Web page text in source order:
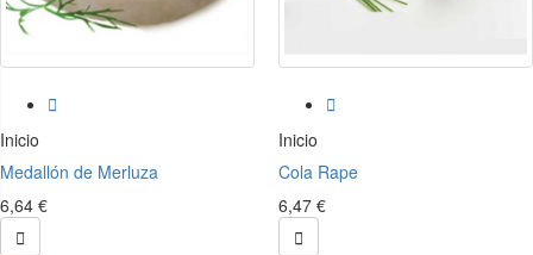

Inicio
Medallón de Merluza
6,64 €


Inicio
Cola Rape
6,47 €
